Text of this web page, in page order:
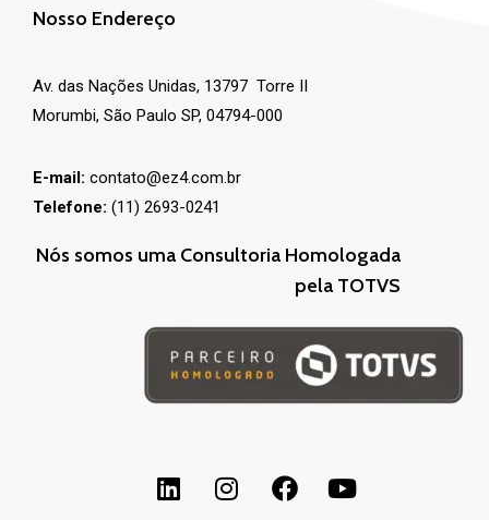
Nosso Endereço
Av. das Nações Unidas, 13797 Torre II
Morumbi, São Paulo SP, 04794-000
E-mail: contato@ez4.com.br
Telefone: (11) 2693-0241
Nós somos uma Consultoria Homologada
pela TOTVS